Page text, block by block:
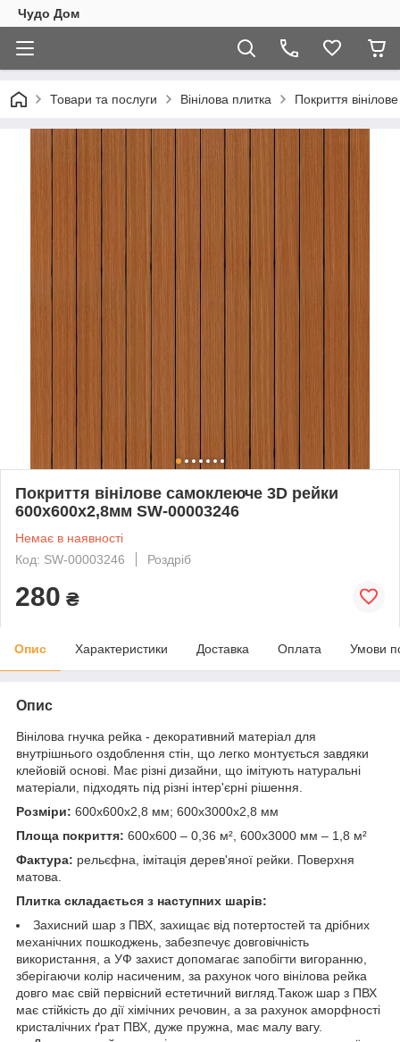
Чудо Дом
Товари та послуги Вінілова плитка Покриття
Покриття вінілове самоклеюче 3D рейки
600х600х2,8мм SW-00003246
Немає в наявності
Код: SW-00003246
Роздріб
280 ₴
Опис Характеристики Доставка Оплата Умови
Опис
Вінілова гнучка рейка - декоративний матеріал для
внутрішнього оздоблення стін, що легко монтується завдяки
клейовій основі. Має різні дизайни, що імітують натуральні
матеріали, підходять під різні інтер'єрні рішення.
Розміри: 600х600х2,8 мм; 600х3000х2,8 мм
Площа покриття: 600х600 – 0,36 м², 600х3000 мм – 1,8 м²
Фактура: рельєфна, імітація дерев'яної рейки. Поверхня
матова.
Плитка складається з наступних шарів:
Захисний шар з ПВХ, захищає від потертостей та дрібних
механічних пошкоджень, забезпечує довговічність
використання, а УФ захист допомагає запобігти вигоранню,
зберігаючи колір насиченим, за рахунок чого вінілова рейка
довго має свій первісний естетичний вигляд.Також шар з ПВХ
має стійкість до дії хімічних речовин, а за рахунок аморфності
кристалічних ґрат ПВХ, дуже пружна, має малу вагу.